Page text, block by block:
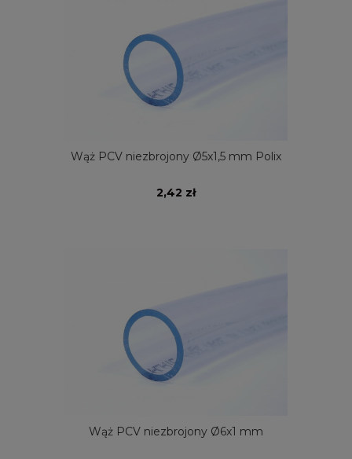
Wąż PCV niezbrojony Ø5x1,5 mm Polix
2,42 zł
Wąż PCV niezbrojony Ø6x1 mm